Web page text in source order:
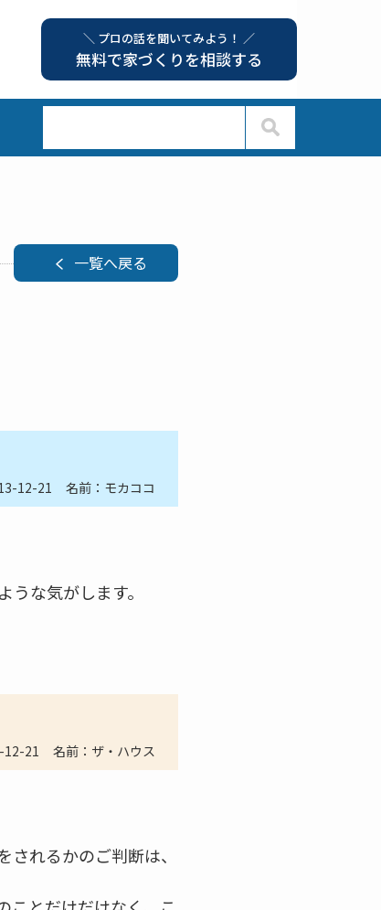
＼ プロの話を聞いてみよう！ ／
無料で家づくりを相談する
一覧へ戻る
12-21 名前：モカココ
な気がします。
12-21 名前：ザ・ハウス
れるかのご判断は、